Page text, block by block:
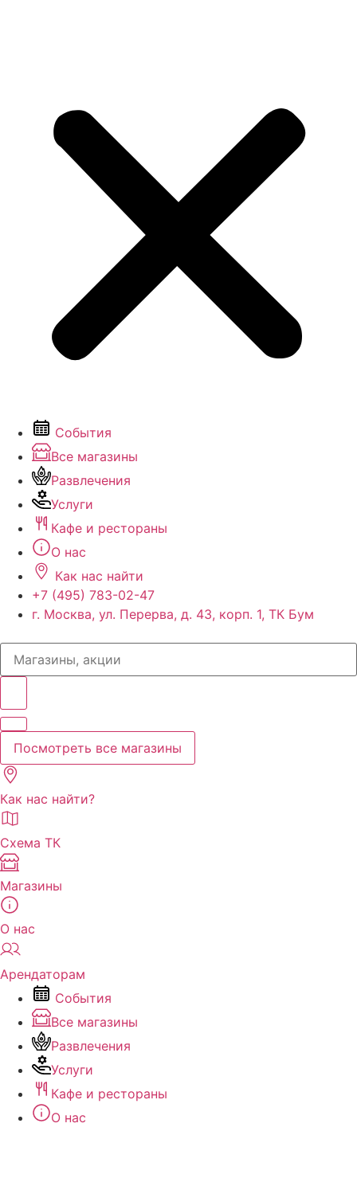
События
Все магазины
Развлечения
Услуги
Кафе и рестораны
О нас
Как нас найти
+7 (495) 783-02-47
г. Москва, ул. Перерва, д. 43, корп. 1, ТК Бум
Search
Посмотреть все магазины
Как нас найти?
Схема ТК
Магазины
О нас
Арендаторам
События
Все магазины
Развлечения
Услуги
Кафе и рестораны
О нас